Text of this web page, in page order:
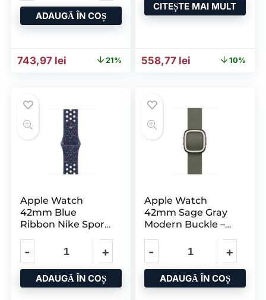
ADAUGĂ ÎN COȘ
Prețul inițial a fost: 941,13 lei.
743,97 lei Prețul curent este: 743,97 lei.
21%
CITEȘTE MAI MULT
Prețul inițial a fost:
558,77 lei Prețul curent
10%
Apple Watch
42mm Blue
Ribbon Nike Sport
ADAUGĂ ÎN COȘ
Apple Watch
42mm Sage Gray
Modern Buckle –
ADAUGĂ ÎN COȘ